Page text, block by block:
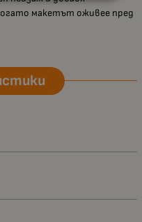
макетът оживее пред